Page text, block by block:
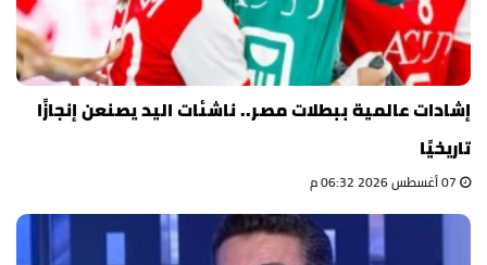
إشادات عالمية ببطلات مصر.. ناشئات اليد يصنعن إنجازًا
تاريخيًا